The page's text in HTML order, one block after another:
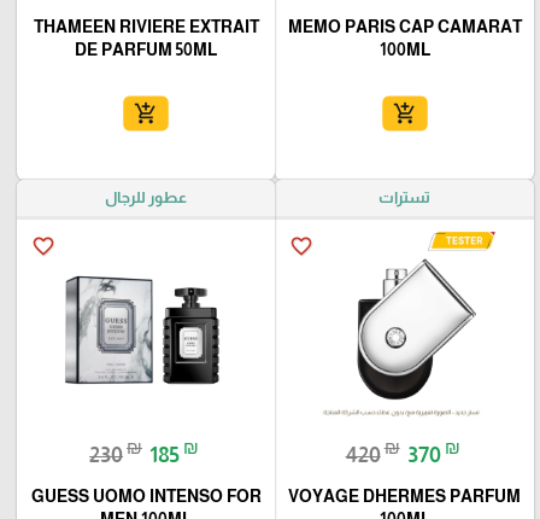
MEMO PARIS CAP CAMARAT
100ML
add_shopping_cart
THAMEEN RIVIERE EXTRAIT
DE PARFUM 50ML
add_shopping_cart
تسترات
favorite_border
420₪ 370 ₪
VOYAGE DHERMES PARFUM
عطور للرجال
favorite_border
230₪ 185 ₪
GUESS UOMO INTENSO FOR